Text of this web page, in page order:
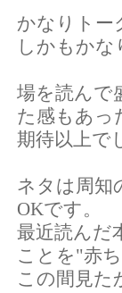
かなりトー
しかもか
場を読んで
た感もあっ
期待以上で
ネタは周知
OKです。
最近読んだ
ことを"赤
この間見た